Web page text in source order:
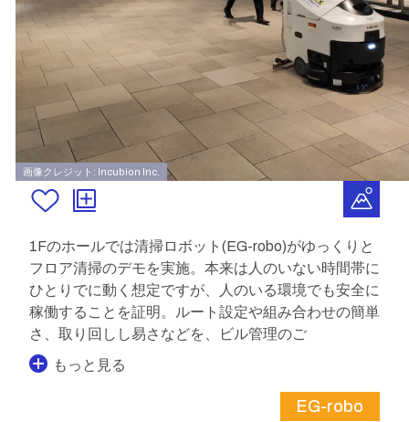
画像クレジット: Incubion Inc.
1Fのホールでは清掃ロボット(EG-robo)がゆっくりと
フロア清掃のデモを実施。本来は人のいない時間帯に
ひとりでに動く想定ですが、人のいる環境でも安全に
稼働することを証明。ルート設定や組み合わせの簡単
さ、取り回しし易さなどを、ビル管理のご
もっと見る
EG-robo